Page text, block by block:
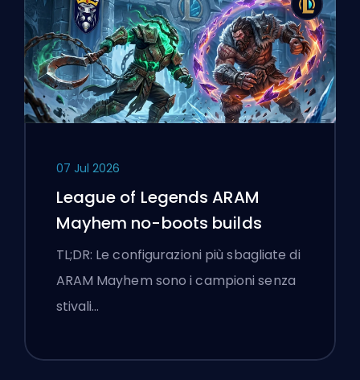
07 Jul 2026
League of Legends ARAM
Mayhem no-boots builds
TL;DR: Le configurazioni più sbagliate di
ARAM Mayhem sono i campioni senza
stivali…